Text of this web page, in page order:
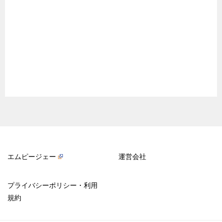
エムピージェー 運営会社
プライバシーポリシー・利用
規約